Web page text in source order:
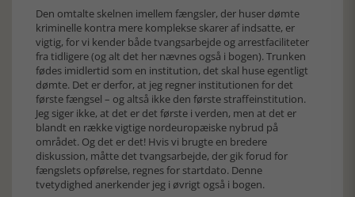
Den omtalte skelnen imellem fængsler, der huser dømte
kriminelle kontra mere komplekse skarer af indsatte, er
vigtig, for vi kender både tvangsarbejde og arrestfaciliteter
fra tidligere (og alt det her nævnes også i bogen). Trunken
fødes imidlertid som en institution, det skal huse egentligt
dømte. Det er derfor, at jeg regner institutionen for det
første fængsel – og altså ikke den første straffeinstitution.
Jeg siger ikke, at det er det første i verden, men at det er
blandt en række vigtige nordeuropæiske nybrud på
området. Og det er det! Hvis vi brugte en bredere
diskussion, måtte det tvangsarbejde, der gik forud for
fængslets opførelse, regnes for startdato. Denne
tvetydighed anerkender jeg i øvrigt også i bogen.